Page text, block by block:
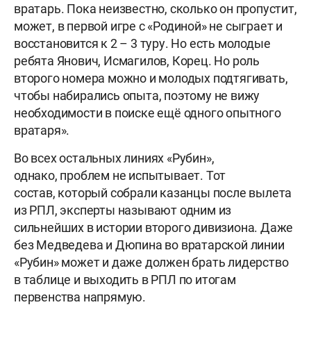
вратарь. Пока неизвестно, сколько он пропустит,
может, в первой игре с «Родиной» не сыграет и
восстановится к 2 – 3 туру. Но есть молодые
ребята Янович, Исмагилов, Корец. Но роль
второго номера можно и молодых подтягивать,
чтобы набирались опыта, поэтому не вижу
необходимости в поиске ещё одного опытного
вратаря».
Во всех остальных линиях «Рубин»,
однако, проблем не испытывает. Тот
состав, который собрали казанцы после вылета
из РПЛ, эксперты называют одним из
сильнейших в истории второго дивизиона. Даже
без Медведева и Дюпина во вратарской линии
«Рубин» может и даже должен брать лидерство
в таблице и выходить в РПЛ по итогам
первенства напрямую.